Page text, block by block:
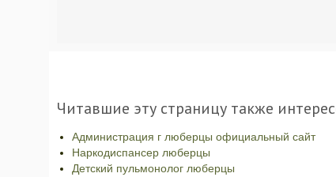
Читавшие эту страницу также
Администрация г люберцы официальный сайт
Наркодиспансер люберцы
Детский пульмонолог люберцы